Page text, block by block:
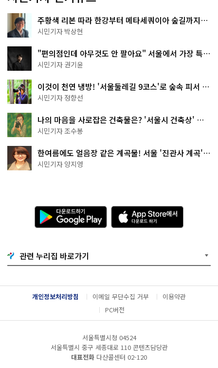
주황색 리본 따라 한강부터 메타세쿼이아 숲길까지…
서울둘레길 15코스
시민기자 박상현
"편의점인데 아무것도 안 팔아요" 서울에서 가장 특별
한 편의점의 정체
시민기자 권기윤
이것이 천연 냉방! '서울둘레길 9코스'로 숲속 피서 떠
나볼까
시민기자 정향선
나의 마음을 사로잡은 건축물은? '서울시 건축상' 수
상작 공개!
시민기자 조수봉
한여름에도 얼음장 같은 계곡물! 서울 '진관사 계곡'이
천국이네~
시민기자 양지영
다
운
로
기
G
o
g
l
e
l
A
p
p
e
서
다
운
드
관련 누리집 바로가기
개인정보처리방침 이메일 무단수집 거부
이용약관
PC버전
서울특별시청 04524
서울특별시 중구 세종대로 110 콘텐츠담당관
대표전화 다산콜센터 02-120